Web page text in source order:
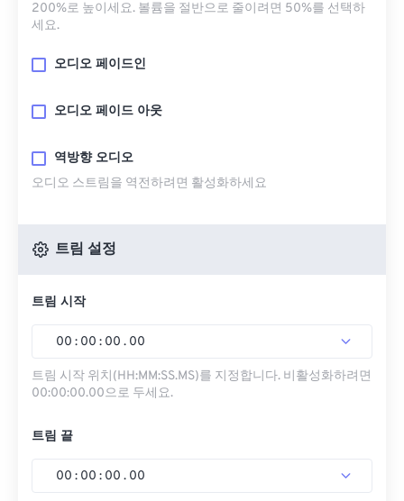
200%로 높이세요. 볼륨을 절반으로 줄이려면 50%를 선택하
세요.
오디오 페이드인
오디오 페이드 아웃
역방향 오디오
오디오 스트림을 역전하려면 활성화하세요
트림 설정
트림 시작
00 : 00 : 00 . 00
트림 시작 위치(HH:MM:SS.MS)를 지정합니다. 비활성화하려면
00:00:00.00으로 두세요.
트림 끝
00 : 00 : 00 . 00